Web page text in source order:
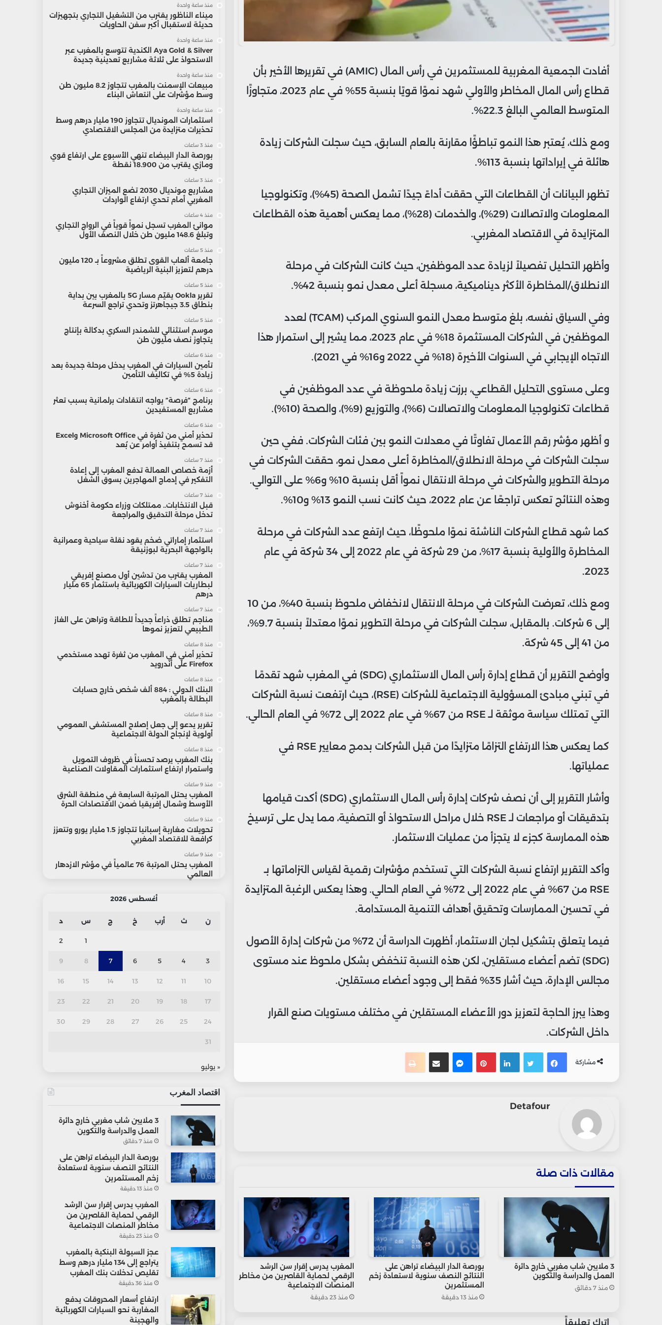
أفادت الجمعية المغربية للمستثمرين في رأس المال (AMIC) في تقريرها الأخير بأن
قطاع رأس المال المخاطر والأولي شهد نموًا قويًا بنسبة 55% في عام 2023، متجاوزًا
المتوسط العالمي البالغ 22.3%.
ومع ذلك، يُعتبر هذا النمو تباطؤًا مقارنة بالعام السابق، حيث سجلت الشركات زيادة
هائلة في إيراداتها بنسبة 113%.
تظهر البيانات أن القطاعات التي حققت أداءً جيدًا تشمل الصحة (45%)، وتكنولوجيا
المعلومات والاتصالات (29%)، والخدمات (28%)، مما يعكس أهمية هذه القطاعات
المتزايدة في الاقتصاد المغربي.
وأظهر التحليل تفصيلاً لزيادة عدد الموظفين، حيث كانت الشركات في مرحلة
الانطلاق/المخاطرة الأكثر ديناميكية، مسجلة أعلى معدل نمو بنسبة 42%.
وفي السياق نفسه، بلغ متوسط معدل النمو السنوي المركب (TCAM) لعدد
الموظفين في الشركات المستثمرة 18% في عام 2023، مما يشير إلى استمرار هذا
الاتجاه الإيجابي في السنوات الأخيرة (18% في 2022 و16% في 2021).
وعلى مستوى التحليل القطاعي، برزت زيادة ملحوظة في عدد الموظفين في
قطاعات تكنولوجيا المعلومات والاتصالات (6%)، والتوزيع (9%)، والصحة (10%).
و أظهر مؤشر رقم الأعمال تفاوتًا في معدلات النمو بين فئات الشركات. ففي حين
سجلت الشركات في مرحلة الانطلاق/المخاطرة أعلى معدل نمو، حققت الشركات في
مرحلة التطوير والشركات في مرحلة الانتقال نمواً أقل بنسبة 10% و6% على التوالي.
وهذه النتائج تعكس تراجعًا عن عام 2022، حيث كانت نسب النمو 13% و10%.
كما شهد قطاع الشركات الناشئة نموًا ملحوظًا، حيث ارتفع عدد الشركات في مرحلة
المخاطرة والأولية بنسبة 17%، من 29 شركة في عام 2022 إلى 34 شركة في عام
2023.
ومع ذلك، تعرضت الشركات في مرحلة الانتقال لانخفاض ملحوظ بنسبة 40%، من 10
إلى 6 شركات. بالمقابل، سجلت الشركات في مرحلة التطوير نموًا معتدلاً بنسبة 9.7%،
من 41 إلى 45 شركة.
وأوضح التقرير أن قطاع إدارة رأس المال الاستثماري (SDG) في المغرب شهد تقدمًا
في تبني مبادئ المسؤولية الاجتماعية للشركات (RSE)، حيث ارتفعت نسبة الشركات
التي تمتلك سياسة موثقة لـ RSE من 67% في عام 2022 إلى 72% في العام الحالي.
كما يعكس هذا الارتفاع التزامًا متزايدًا من قبل الشركات بدمج معايير RSE في
عملياتها.
وأشار التقرير إلى أن نصف شركات إدارة رأس المال الاستثماري (SDG) أكدت قيامها
بتدقيقات أو مراجعات لـ RSE خلال مراحل الاستحواذ أو التصفية، مما يدل على ترسيخ
هذه الممارسة كجزء لا يتجزأ من عمليات الاستثمار.
وأكد التقرير ارتفاع نسبة الشركات التي تستخدم مؤشرات رقمية لقياس التزاماتها بـ
RSE من 67% في عام 2022 إلى 72% في العام الحالي. وهذا يعكس الرغبة المتزايدة
في تحسين الممارسات وتحقيق أهداف التنمية المستدامة.
فيما يتعلق بتشكيل لجان الاستثمار، أظهرت الدراسة أن 72% من شركات إدارة الأصول
(SDG) تضم أعضاء مستقلين، لكن هذه النسبة تنخفض بشكل ملحوظ عند مستوى
مجالس الإدارة، حيث أشار 35% فقط إلى وجود أعضاء مستقلين.
وهذا يبرز الحاجة لتعزيز دور الأعضاء المستقلين في مختلف مستويات صنع القرار
داخل الشركات.
مشاركة
فيسبوك
تويتر لينكدإنبينتيريست
ماسنجرمشاركة عبر البريدطباعة
Detafour
مقالات ذات صلة
3 ملايين شاب مغربي خارج دائرة
العمل والدراسة والتكوين
منذ 7 دقائق
بورصة الدار البيضاء تراهن على
النتائج النصف سنوية لاستعادة زخم
المستثمرين
منذ 13 دقيقة
المغرب يدرس إقرار سن الرشد
الرقمي لحماية القاصرين من مخاطر
المنصات الاجتماعية
منذ 23 دقيقة
اترك تعليقاً
منذ ساعة واحدة
ميناء الناظور يقترب من التشغيل التجاري بتجهيزات
حديثة لاستقبال أكبر سفن الحاويات
منذ ساعة واحدة
Aya Gold & Silver الكندية تتوسع بالمغرب عبر
الاستحواذ على ثلاثة مشاريع تعدينية جديدة
منذ ساعة واحدة
مبيعات الإسمنت بالمغرب تتجاوز 8.2 مليون طن
وسط مؤشرات على انتعاش البناء
منذ ساعة واحدة
استثمارات المونديال تتجاوز 190 مليار درهم وسط
تحذيرات متزايدة من المجلس الاقتصادي
منذ 3 ساعات
بورصة الدار البيضاء تنهي الأسبوع على ارتفاع قوي
ومازي يقترب من 18.900 نقطة
منذ 3 ساعات
مشاريع مونديال 2030 تضع الميزان التجاري
المغربي أمام تحدي ارتفاع الواردات
منذ 4 ساعات
موانئ المغرب تسجل نمواً قوياً في الرواج التجاري
وتبلغ 148.6 مليون طن خلال النصف الأول
منذ 5 ساعات
جامعة ألعاب القوى تطلق مشروعاً بـ 120 مليون
درهم لتعزيز البنية الرياضية
منذ 5 ساعات
تقرير Ookla يقيّم مسار 5G بالمغرب بين بداية
بنطاق 3.5 جيجاهرتز وتحدي تراجع السرعة
منذ 5 ساعات
موسم استثنائي للشمندر السكري بدكالة بإنتاج
يتجاوز نصف مليون طن
منذ 6 ساعات
تأمين السيارات في المغرب يدخل مرحلة جديدة بعد
زيادة 5% في تكاليف التأمين
منذ 6 ساعات
برنامج “فرصة” يواجه انتقادات برلمانية بسبب تعثر
مشاريع المستفيدين
منذ 6 ساعات
تحذير أمني من ثغرة في Microsoft Office وExcel
قد تسمح بتنفيذ أوامر عن بُعد
منذ 7 ساعات
أزمة خصاص العمالة تدفع المغرب إلى إعادة
التفكير في إدماج المهاجرين بسوق الشغل
منذ 7 ساعات
قبل الانتخابات.. ممتلكات وزراء حكومة أخنوش
تدخل مرحلة التدقيق والمراجعة
منذ 7 ساعات
استثمار إماراتي ضخم يقود نقلة سياحية وعمرانية
بالواجهة البحرية لبوزنيقة
منذ 7 ساعات
المغرب يقترب من تدشين أول مصنع إفريقي
لبطاريات السيارات الكهربائية باستثمار 65 مليار
درهم
منذ 7 ساعات
مناجم تطلق ذراعاً جديداً للطاقة وتراهن على الغاز
الطبيعي لتعزيز نموها
منذ 8 ساعات
تحذير أمني في المغرب من ثغرة تهدد مستخدمي
Firefox على أندرويد
منذ 8 ساعات
البنك الدولي : 884 ألف شخص خارج حسابات
البطالة بالمغرب
منذ 8 ساعات
تقرير يدعو إلى جعل إصلاح المستشفى العمومي
أولوية لإنجاح الدولة الاجتماعية
منذ 8 ساعات
بنك المغرب يرصد تحسناً في ظروف التمويل
واستمرار ارتفاع استثمارات المقاولات الصناعية
منذ 9 ساعات
المغرب يحتل المرتبة السابعة في منطقة الشرق
الأوسط وشمال إفريقيا ضمن الاقتصادات الحرة
منذ 9 ساعات
تحويلات مغاربة إسبانيا تتجاوز 1.5 مليار يورو وتتعزز
كرافعة للاقتصاد المغربي
منذ 9 ساعات
المغرب يحتل المرتبة 76 عالمياً في مؤشر الازدهار
العالمي
أغسطس 2026
ن ث أرب خ ج س د
1
2
3
4
5
6
7
8
9
10
11
12
13
14
15
16
17
18
19
20
21
22
23
24
25
26
27
28
29
30
31
« يوليو
اقتصاد المغرب
3 ملايين شاب مغربي خارج دائرة
العمل والدراسة والتكوين
منذ 7 دقائق
بورصة الدار البيضاء تراهن على
النتائج النصف سنوية لاستعادة
زخم المستثمرين
منذ 13 دقيقة
المغرب يدرس إقرار سن الرشد
الرقمي لحماية القاصرين من
مخاطر المنصات الاجتماعية
منذ 23 دقيقة
عجز السيولة البنكية بالمغرب
يتراجع إلى 134 مليار درهم وسط
تقليص تدخلات بنك المغرب
منذ 36 دقيقة
ارتفاع أسعار المحروقات يدفع
المغاربة نحو السيارات الكهربائية
والهجينة